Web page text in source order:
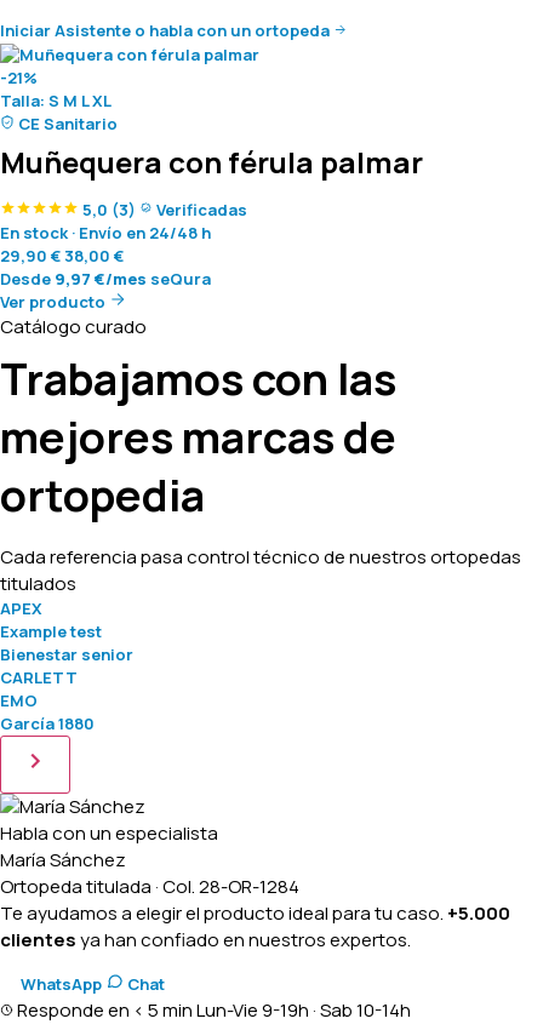
Iniciar Asistente o habla con un ortopeda
-21%
Talla: S M LXL
CE Sanitario
Muñequera con férula palmar
5,0 (3)
Verificadas
En stock · Envío en 24/48 h
29,90 €38,00 €
Desde 9,97 €/mes seQura
Ver producto
Catálogo curado
Trabajamos con las
mejores marcas de
ortopedia
Cada referencia pasa control técnico de nuestros ortopedas
titulados
APEX
Example test
Bienestar senior
CARLETT
EMO
García 1880
Habla con un especialista
María Sánchez
Ortopeda titulada · Col. 28-OR-1284
Te ayudamos a elegir el producto ideal para tu caso. +5.000
clientesya han confiado en nuestros expertos.
WhatsApp Chat
Responde en < 5 minLun-Vie 9-19h · Sab 10-14h